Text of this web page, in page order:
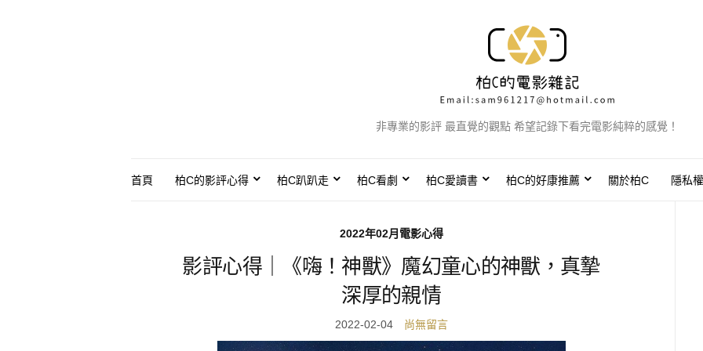
非專業的影評 最直覺的觀點 希望記錄下看完電影純粹的感覺！
首頁 柏C的影評心得 柏C趴趴走 柏C看劇 柏C愛讀書 柏C的好康推薦 關於柏C 隱私
2022年02月電影心得
影評心得｜《嗨！神獸》魔幻童心的神獸，真摯
深厚的親情
2022-02-04 尚無留言